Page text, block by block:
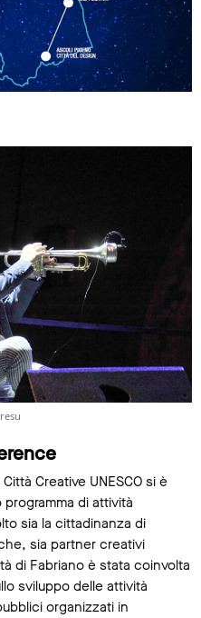
Creative UNESCO si è
di attività
sia la cittadinanza di
sia partner creativi
di Fabriano è stata coinvolta
sviluppo delle attività
organizzati in